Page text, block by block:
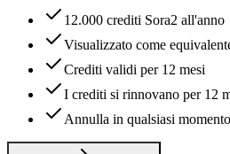
12.000 crediti Sora2 all'anno
Visualizzato come
Crediti validi per 12 mesi
I crediti si rinnovano per 12
Annulla in qualsiasi